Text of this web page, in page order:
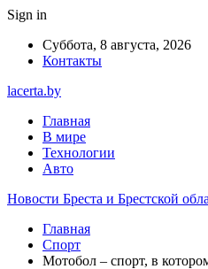
Sign in
Суббота, 8 августа, 2026
Контакты
lacerta.by
Главная
В мире
Технологии
Авто
Новости Бреста и Брестской
Главная
Спорт
Мотобол – спорт, в